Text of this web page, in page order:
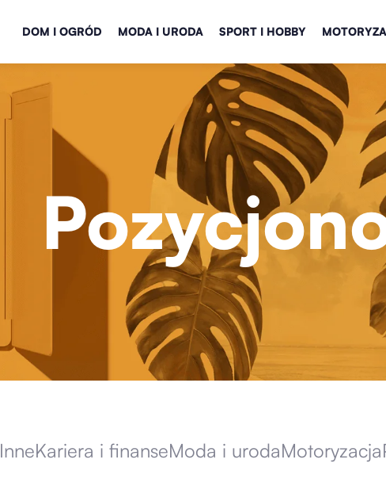
DOM I OGRÓD MODA I URODA SPORT I HOBBY
InneKariera i finanseModa i urodaMotoryzacja